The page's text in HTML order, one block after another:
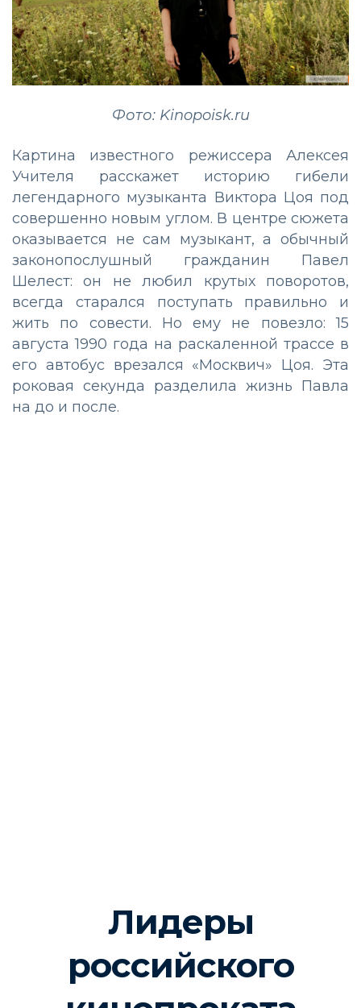
Фото: Kinopoisk.ru
Картина известного режиссера Алексея
Учителя расскажет историю гибели
легендарного музыканта Виктора Цоя под
совершенно новым углом. В центре сюжета
оказывается не сам музыкант, а обычный
законопослушный гражданин Павел
Шелест: он не любил крутых поворотов,
всегда старался поступать правильно и
жить по совести. Но ему не повезло: 15
августа 1990 года на раскаленной трассе в
его автобус врезался «Москвич» Цоя. Эта
роковая секунда разделила жизнь Павла
на до и после.
Лидеры
российского